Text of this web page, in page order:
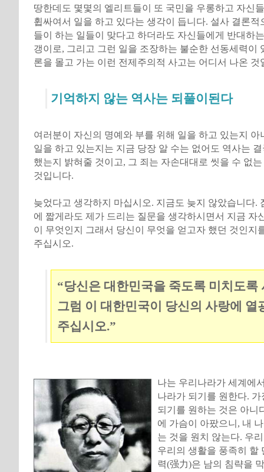
땅한데도 몇몇의 엘리트들이 또 국민을 우롱하고 자신
휩싸여서 일을 하고 있다는 생각이 듭니다. 설사 결론적
들이 하는 일들이 맞다고 하더라도 자신들에게 반대하
갱이로, 그리고 그런 일을 조장하는 불순한 선동세력이
론을 몰고 가는 이런 전제주의적 사고는 어디서 나온 것
기억하지 않는 역사는 되풀이된다
여러분이 자신의 명예와 부를 위해 일을 하고 있는지 아
일을 하고 있는지는 지금 당장 알 수는 없어도 역사는
했는지 밝혀줄 것이고, 그 죄는 자손대대로 씻을 수 없
것입니다.
늦었다고 생각하지 마십시오. 지금도 늦지 않았습니다.
에 짧게라도 제가 드리는 질문을 생각하시면서 지금 자
이 무엇인지 그래서 당신이 무엇을 얻고자 했던 것인지
주십시오.
“당신은 대한민국을 죽도록 미치도록
그럼 이 대한민국이 당신의 사랑에 열
주십시오.”
나는 우리나라가 세계에
나라가 되기를 원한다.
되기를 원하는 것은 아니
에 가슴이 아팠으니, 내
는 것을 원치 않는다. 우
우리의 생활을 풍족히 할
력(强力)은 남의 침략을